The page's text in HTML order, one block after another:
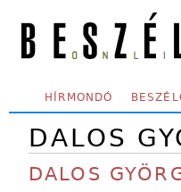
SECONDARY MENU
HÍRMONDÓ
DALOS
DALOS